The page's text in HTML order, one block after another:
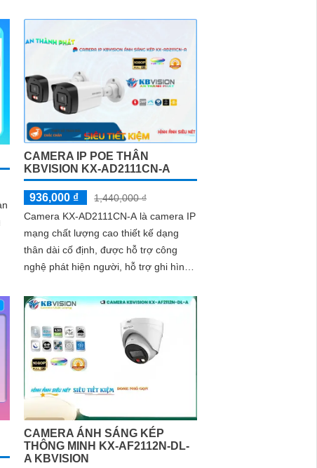
CAMERA IP POE THÂN
KBVISION KX-AD2111CN-A
936,000 ₫
1,440,000 ₫
Camera KX-AD2111CN-A là camera IP
mạng chất lượng cao thiết kế dạng
thân dài cố định, được hỗ trợ công
nghệ phát hiện người, hỗ trợ ghi hình
camera trang bị ánh sáng kép thông
minh cho phép chuyển đổi linh hoạt
giữa chế độ hồng ngoại và led trợ
sáng ban đêm, giúp giám sát bảo vệ
an ninh ban đêm một cách linh hoạt
CAMERA ÁNH SÁNG KÉP
THÔNG MINH KX-AF2112N-DL-
A KBVISION